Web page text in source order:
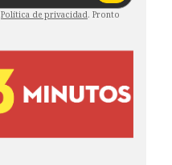
Política de privacidad. Pronto